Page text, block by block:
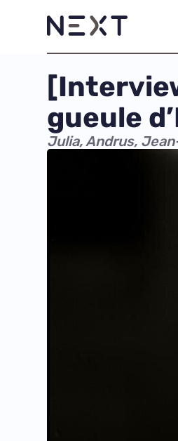
gueule
Julia, Andrus,